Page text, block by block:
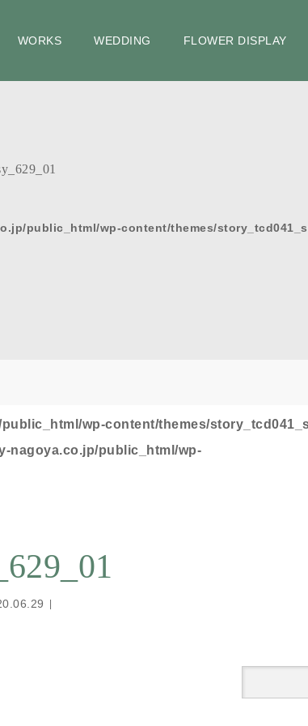
WORKS WEDDING FLOWER DISPLAY
public_html/wp-content/themes/
wp-content/themes/
nagoya.co.jp/public_html/wp-